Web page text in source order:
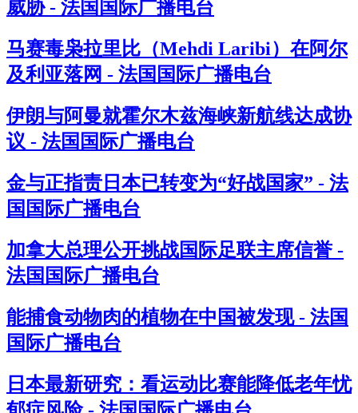
威胁 - 法国国际广播电台
马赛毒枭拉里比（Mehdi Laribi）在阿尔
及利亚落网 - 法国国际广播电台
伊朗与阿曼就霍尔木兹海峡新航线达成协
议 - 法国国际广播电台
金与正指责日本已转变为“好战国家” - 法
国国际广播电台
加拿大总理公开挑战国际足联主席信誉 -
法国国际广播电台
能捕食动物肉的植物在中国被发现 - 法国
国际广播电台
日本最新研究：看运动比赛能降低老年忧